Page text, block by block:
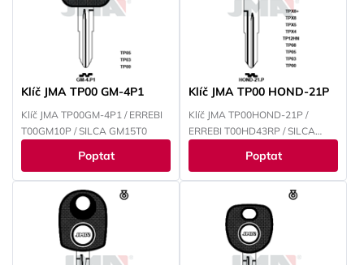
Klíč JMA TP00 GM-4P1
Klíč JMA TP00GM-4P1 / ERREBI
T00GM10P / SILCA GM15T0
Poptat
Klíč JMA TP00 HOND-21P
Klíč JMA TP00HOND-21P /
ERREBI T00HD43RP / SILCA
Poptat